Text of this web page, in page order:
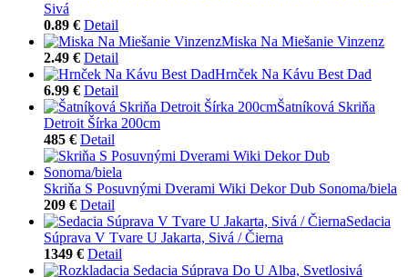
Sivá
0.89 € Detail
Miska Na Miešanie Vinzenz
2.49 € Detail
Hrnček Na Kávu Best Dad
6.99 € Detail
Šatníková Skriňa
Detroit Šírka 200cm
485 € Detail
Skriňa S Posuvnými Dverami Wiki Dekor Dub Sonoma/biela
209 € Detail
Sedacia
Súprava V Tvare U Jakarta, Sivá / Čierna
1349 € Detail